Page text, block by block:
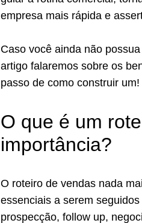
empresa mais rápida e
Caso você ainda não
artigo falaremos sobre os
passo de como construir um!
O que é um
importância?
O roteiro de vendas nada
essenciais a serem
prospecção, follow up,